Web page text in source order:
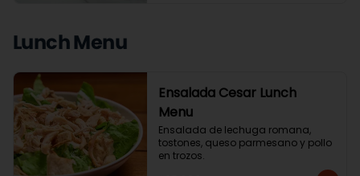
Lunch Menu
Ensalada Cesar Lunch
Menu
Ensalada de lechuga romana,
tostones, queso parmesano y pollo
en trozos.